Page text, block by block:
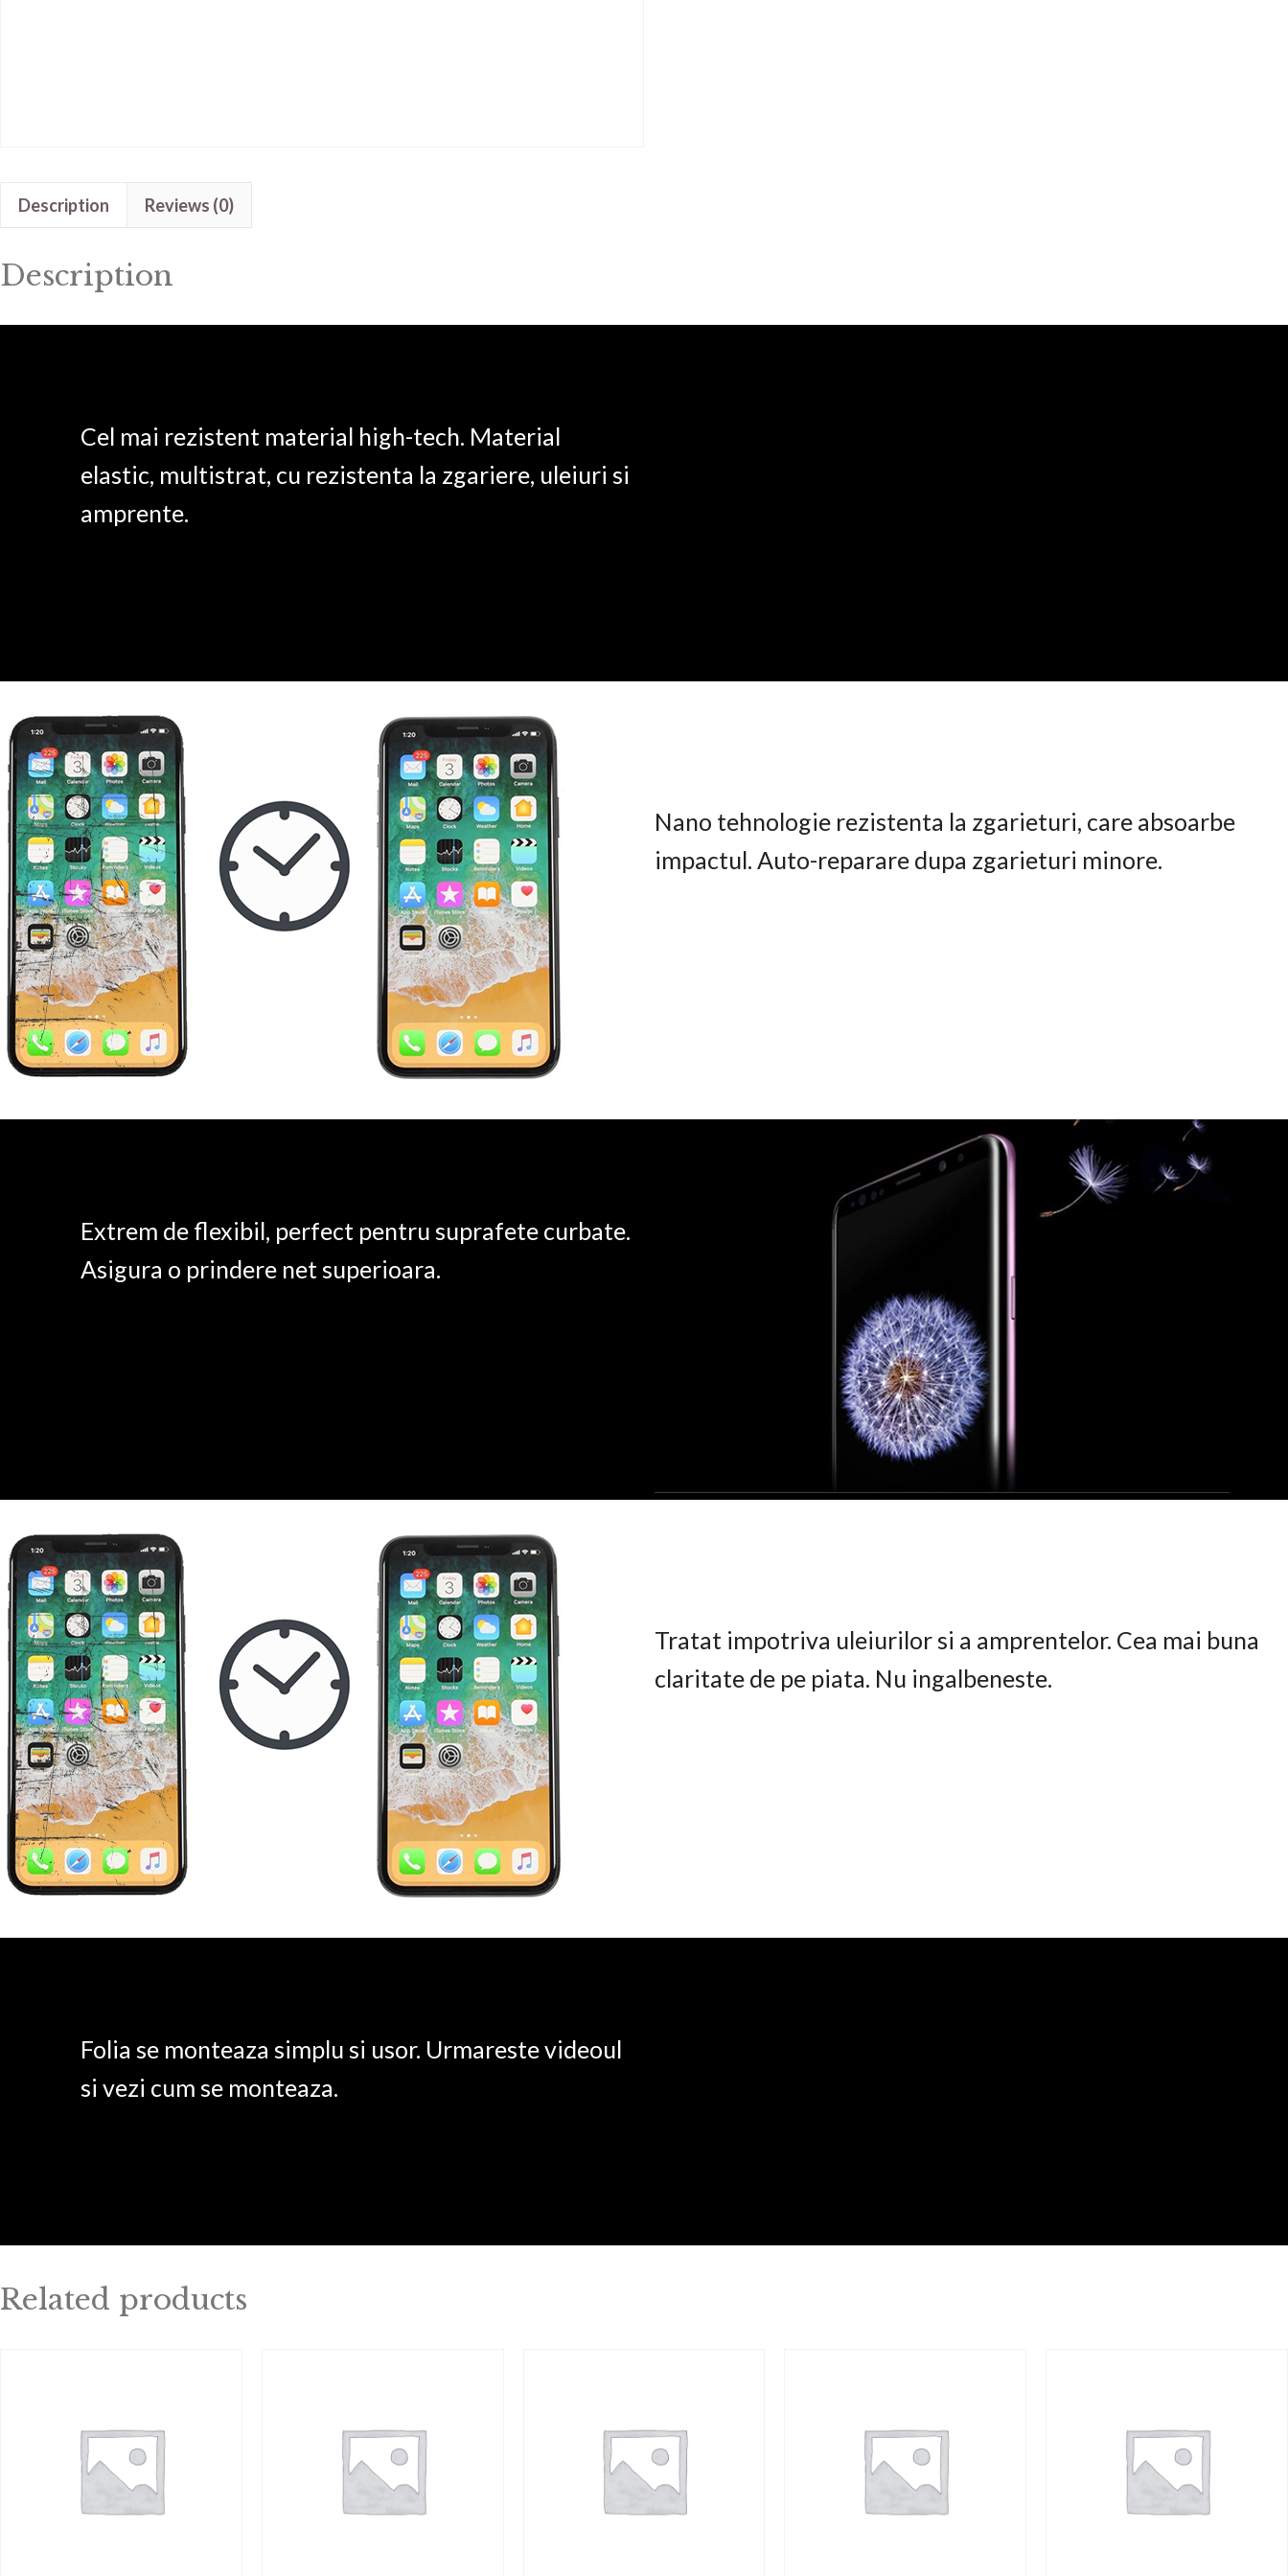
Description Reviews (0)
Description
Cel mai rezistent material high-tech. Material
elastic, multistrat, cu rezistenta la zgariere, uleiuri si
amprente.
Nano tehnologie rezistenta la zgarieturi, care absoarbe
impactul. Auto-reparare dupa zgarieturi minore.
Extrem de flexibil, perfect pentru suprafete curbate.
Asigura o prindere net superioara.
Tratat impotriva uleiurilor si a amprentelor. Cea mai buna
claritate de pe piata. Nu ingalbeneste.
Folia se monteaza simplu si usor. Urmareste videoul
si vezi cum se monteaza.
Related products